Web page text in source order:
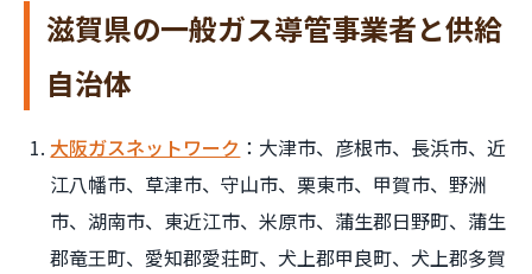
滋賀県の一般ガス導管事業者と供給
自治体
大阪ガスネットワーク ：大津市、彦根市、長浜市、近
江八幡市、草津市、守山市、栗東市、甲賀市、野洲
市、湖南市、東近江市、米原市、蒲生郡日野町、蒲生
郡竜王町、愛知郡愛荘町、犬上郡甲良町、犬上郡多賀